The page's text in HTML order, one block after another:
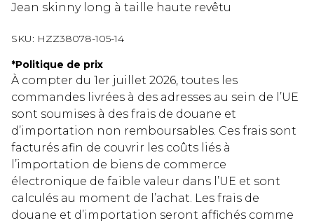
Jean skinny long à taille haute revêtu
SKU: HZZ38078-105-14
*Politique de prix
À compter du 1er juillet 2026, toutes les
commandes livrées à des adresses au sein de l’UE
sont soumises à des frais de douane et
d’importation non remboursables. Ces frais sont
facturés afin de couvrir les coûts liés à
l’importation de biens de commerce
électronique de faible valeur dans l’UE et sont
calculés au moment de l’achat. Les frais de
douane et d’importation seront affichés comme